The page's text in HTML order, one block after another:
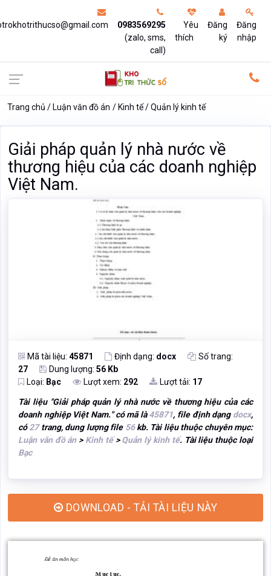
0983569295
(zalo, sms,
call)
Yêu
thích
Đăng
ký
Đăng
nhập
Trang chủ Luận văn đồ án Kinh tế Quản lý kinh tế
Giải pháp quản lý nhà nước về
thương hiệu của các doanh nghiệp
Việt Nam.
Mã tài liệu: 45871 Định dạng: docx
Số trang:
27
Dung lượng: 56 Kb
Loại: Bạc Lượt xem: 292 Lượt tải: 17
Tài liệu "Giải pháp quản lý nhà nước về thương hiệu của các
doanh nghiệp Việt Nam." có mã là45871, file định dạng docx,
có27trang, dung lượng file 56kb. Tài liệu thuộc chuyên mục:
Luận văn đồ án> Kinh tế>Quản lý kinh tế. Tài liệu thuộc loại
Bạc
DOWNLOAD - TẢI TÀI LIỆU NÀY